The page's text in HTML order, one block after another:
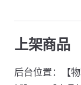
上架商品
后台位置：【